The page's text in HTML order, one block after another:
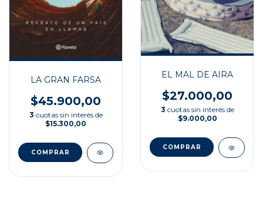
LA GRAN FARSA
$45.900,00
3 cuotas sin interés de
$15.300,00
EL MAL DE AIRA
$27.000,00
3 cuotas sin interés de
$9.000,00